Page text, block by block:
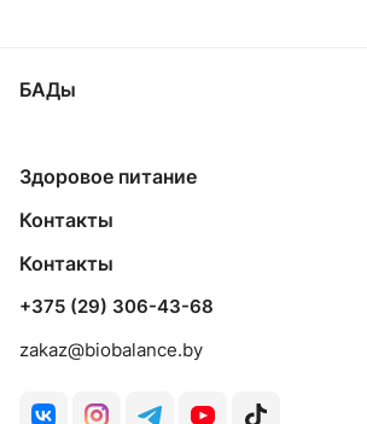
БАДы
Здоровое питание
Контакты
Контакты
+375 (29) 306-43-68
zakaz@biobalance.by